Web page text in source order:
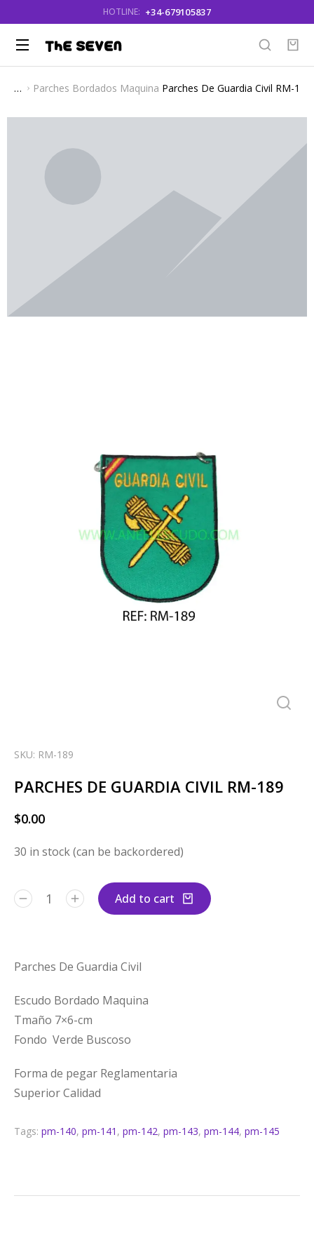
HOTLINE: +34-679105837
You are here:
Parches Bordados Maquina Parches De Guardia Civil RM-189
SKU: RM-189
PARCHES DE GUARDIA CIVIL RM-189
$0.00
30 in stock (can be backordered)
Add to cart
Parches De Guardia Civil
Escudo Bordado Maquina
Tmaño 7×6-cm
Fondo Verde Buscoso
Forma de pegar Reglamentaria
Superior Calidad
Tags: pm-140, pm-141 , pm-142, pm-143, pm-144, pm-145